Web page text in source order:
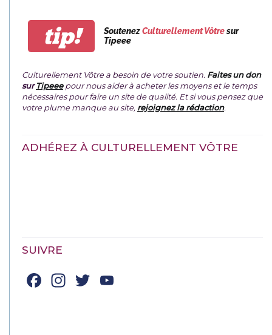
tip! SoutenezCulturellement Vôtresur
Tipeee
Culturellement Vôtre a besoin de votre soutien. Faites un don
surTipeeepour nous aider à acheter les moyens et le temps
nécessaires pour faire un site de qualité. Et si vous pensez que
votre plume manque au site, rejoignez la rédaction.
ADHÉREZ À CULTURELLEMENT VÔTRE
SUIVRE
Facebook
Instagram
Twitter